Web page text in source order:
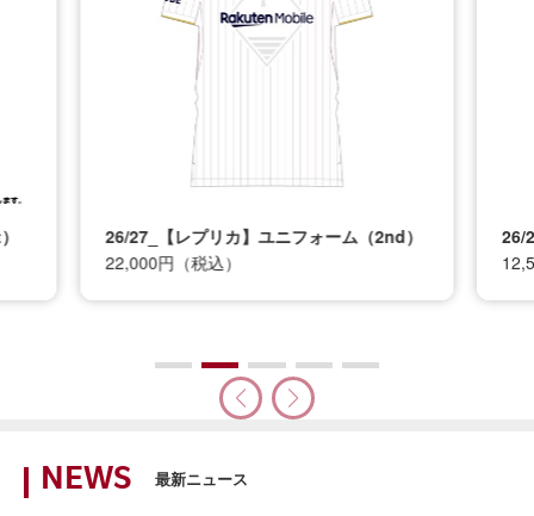
26/27_【レプリカ】ユニフォーム（2nd）
22,000円（税込）
26/
NEWS 最新ニュース